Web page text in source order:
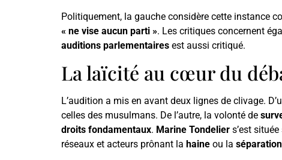
Politiquement, la gauche considère cette instance
« ne vise aucun parti ». Les critiques concernent
auditions parlementaires est aussi critiqué.
La laïcité au cœur du
L’audition a mis en avant deux lignes de clivage.
celles des musulmans. De l’autre, la volonté de
droits fondamentaux. Marine Tondelier s’est
réseaux et acteurs prônant la haine ou la séparation